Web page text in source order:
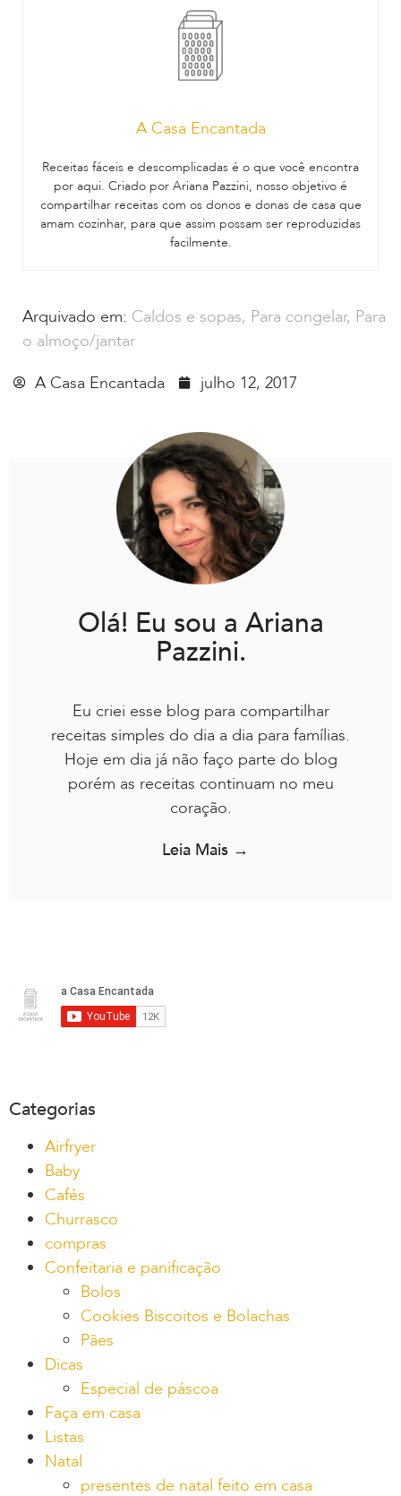
A Casa Encantada
Receitas fáceis e descomplicadas é o que você encontra
por aqui. Criado por Ariana Pazzini, nosso objetivo é
compartilhar receitas com os donos e donas de casa que
amam cozinhar, para que assim possam ser reproduzidas
facilmente.
Arquivado em: Caldos e sopas, Para congelar, Para
o almoço/jantar
A Casa Encantada
julho 12, 2017
Olá! Eu sou a Ariana
Pazzini.
Eu criei esse blog para compartilhar
receitas simples do dia a dia para famílias.
Hoje em dia já não faço parte do blog
porém as receitas continuam no meu
coração.
Leia Mais →
Categorias
Airfryer
Baby
Cafés
Churrasco
compras
Confeitaria e panificação
Bolos
Cookies Biscoitos e Bolachas
Pães
Dicas
Especial de páscoa
Faça em casa
Listas
Natal
presentes de natal feito em casa